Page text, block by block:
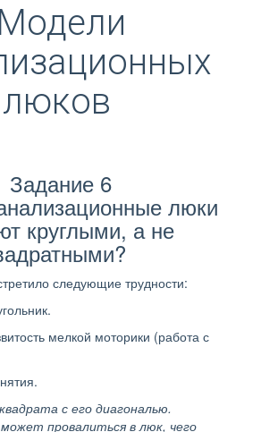
Модели
люков
Задание 6
люки
круглыми, а не
следующие трудности:
мелкой моторики (работа с
с его диагональю.
провалиться в люк, чего